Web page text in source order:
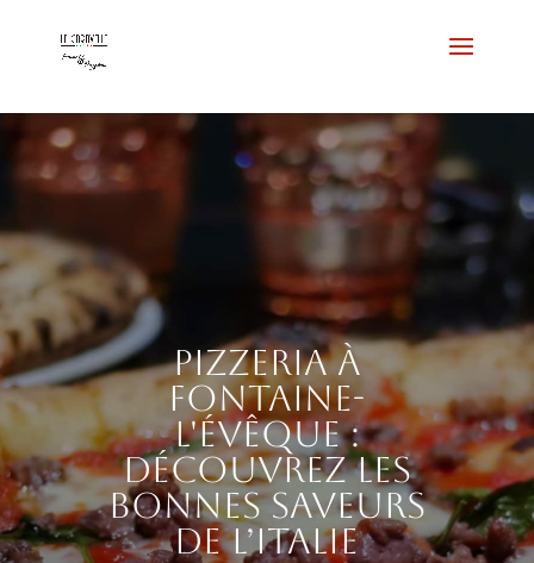
Pizzeria à
Fontaine-
l'Évêque :
découvrez les
bonnes saveurs
de l’Italie